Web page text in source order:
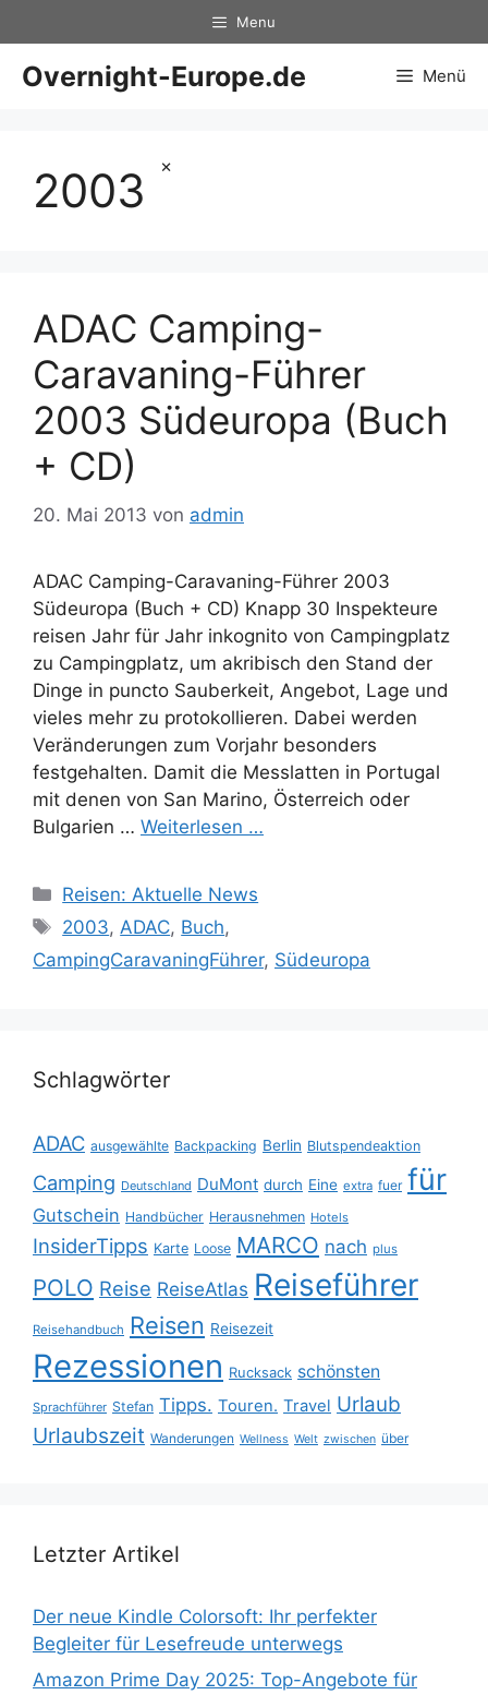
×
Inhalt
springen
Menu
Overnight-Europe.de Menü
2003
ADAC Camping-
Caravaning-Führer
2003 Südeuropa (Buch
+ CD)
20. Mai 2013 von admin
ADAC Camping-Caravaning-Führer 2003
Südeuropa (Buch + CD) Knapp 30 Inspekteure
reisen Jahr für Jahr inkognito von Campingplatz
zu Campingplatz, um akribisch den Stand der
Dinge in puncto Sauberkeit, Angebot, Lage und
vieles mehr zu protokollieren. Dabei werden
Veränderungen zum Vorjahr besonders
festgehalten. Damit die Messlatten in Portugal
mit denen von San Marino, Österreich oder
Bulgarien … Weiterlesen …
Kategorien
Reisen: Aktuelle News
Schlagwörter
2003, ADAC, Buch,
CampingCaravaningFührer, Südeuropa
Schlagwörter
ADAC ausgewählte Backpacking Berlin Blutspendeaktion
Camping Deutschland DuMont durch Eine extra fuer für
Gutschein Handbücher Herausnehmen Hotels
InsiderTipps Karte Loose MARCO nach plus
POLO Reise ReiseAtlas Reiseführer
Reisehandbuch Reisen Reisezeit
Rezessionen Rucksack schönsten
Sprachführer Stefan Tipps. Touren. Travel Urlaub
Urlaubszeit Wanderungen Wellness Welt zwischen über
Letzter Artikel
Der neue Kindle Colorsoft: Ihr perfekter
Begleiter für Lesefreude unterwegs
Amazon Prime Day 2025: Top-Angebote für